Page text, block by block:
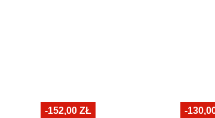
-152,00 ZŁ -